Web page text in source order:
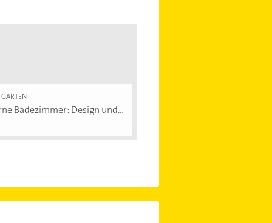
Badezimmer: Design und...